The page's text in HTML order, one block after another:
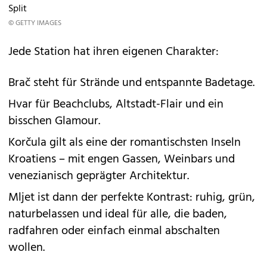
Split
© GETTY IMAGES
Jede Station hat ihren eigenen Charakter:
Brač steht für Strände und entspannte Badetage.
Hvar für Beachclubs, Altstadt-Flair und ein
bisschen Glamour.
Korčula gilt als eine der romantischsten Inseln
Kroatiens – mit engen Gassen, Weinbars und
venezianisch geprägter Architektur.
Mljet ist dann der perfekte Kontrast: ruhig, grün,
naturbelassen und ideal für alle, die baden,
radfahren oder einfach einmal abschalten
wollen.